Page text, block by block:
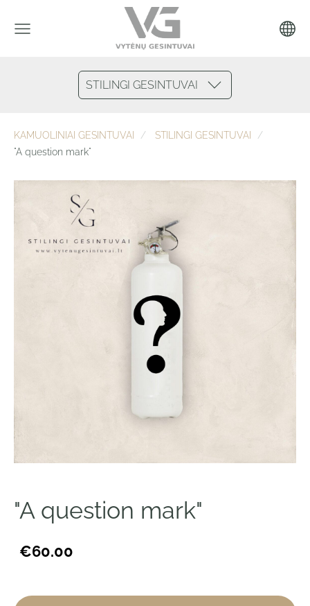
STILINGI GESINTUVAI
KAMUOLINIAI GESINTUVAI
STILINGI GESINTUVAI
"A question mark"
"A question mark"
€60.00